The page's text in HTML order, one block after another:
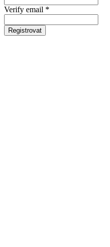
Verify email *
Registrovat